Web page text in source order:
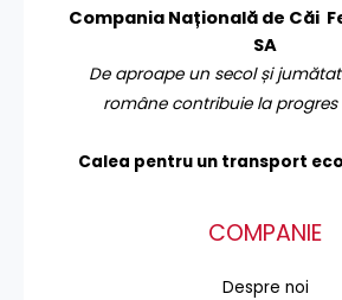
Compania Națională de Căi
SA
De aproape un secol și
române contribuie la progres
Calea pentru un transport
COMPANIE
Despre noi